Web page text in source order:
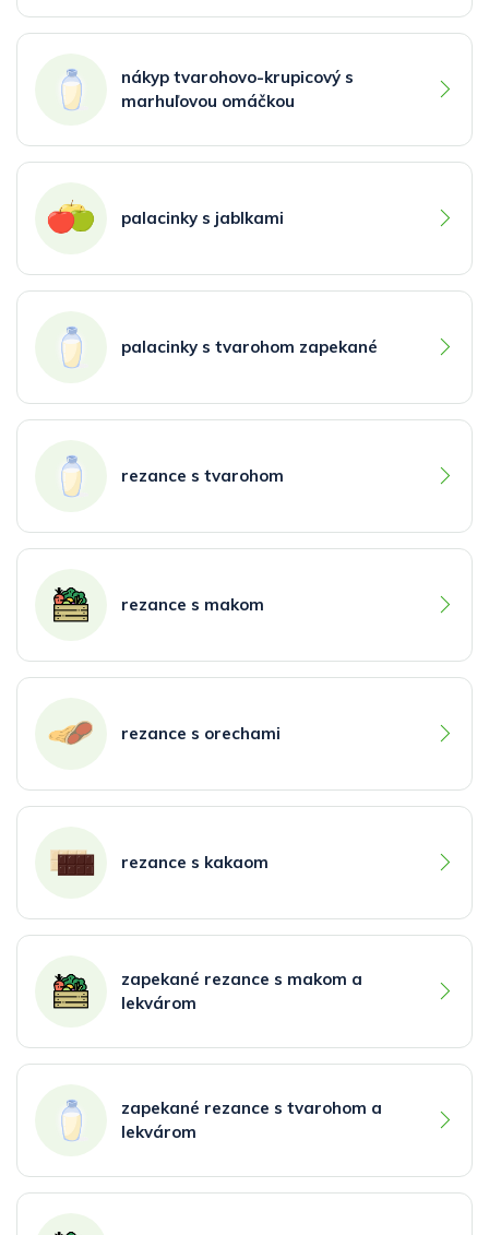
nákyp tvarohovo-krupicový s
marhuľovou omáčkou
palacinky s jablkami
palacinky s tvarohom zapekané
rezance s tvarohom
rezance s makom
rezance s orechami
rezance s kakaom
zapekané rezance s makom a
lekvárom
zapekané rezance s tvarohom a
lekvárom